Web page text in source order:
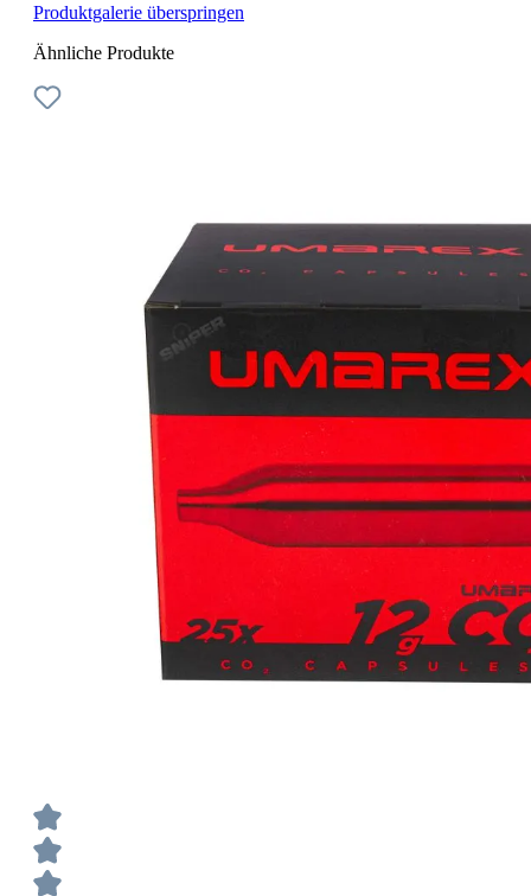
Produktgalerie überspringen
Ähnliche Produkte